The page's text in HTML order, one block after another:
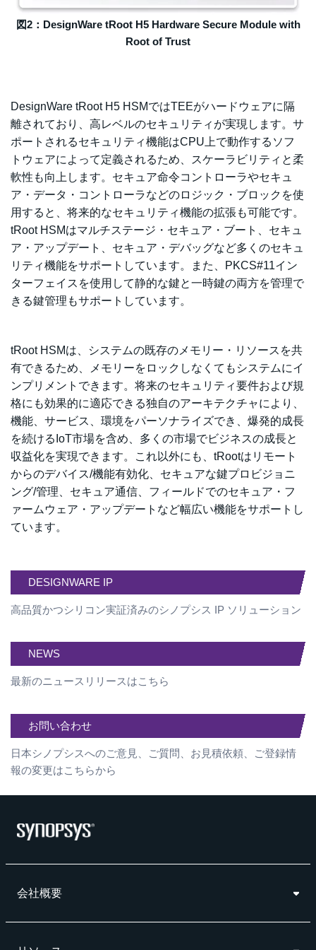
図2：DesignWare tRoot H5 Hardware Secure Module with
Root of Trust
DesignWare tRoot H5 HSMではTEEがハードウェアに隔
離されており、高レベルのセキュリティが実現します。サ
ポートされるセキュリティ機能はCPU上で動作するソフ
トウェアによって定義されるため、スケーラビリティと柔
軟性も向上します。 セキュア命令コントローラやセキュ
ア・データ・コントローラなどのロジック・ブロックを使
用すると、将来的なセキュリティ機能の拡張も可能です。
tRoot HSMはマルチステージ・セキュア・ブート、セキュ
ア・アップデート、セキュア・デバッグなど多くのセキュ
リティ機能をサポートしています。また、PKCS#11イン
ターフェイスを使用して静的な鍵と一時鍵の両方を管理で
きる鍵管理もサポートしています。
tRoot HSMは、システムの既存のメモリー・リソースを共
有できるため、メモリーをロックしなくてもシステムにイ
ンプリメントできます。将来のセキュリティ要件および規
格にも効果的に適応できる独自のアーキテクチャにより、
機能、サービス、環境をパーソナライズでき、爆発的成長
を続けるIoT市場を含め、多くの市場でビジネスの成長と
収益化を実現できます。これ以外にも、tRootはリモート
からのデバイス/機能有効化、セキュアな鍵プロビジョニ
ング/管理、セキュア通信、フィールドでのセキュア・フ
ァームウェア・アップデートなど幅広い機能をサポートし
ています。
DESIGNWARE IP
高品質かつシリコン実証済みのシノプシス IP ソリューション
NEWS
最新のニュースリリースはこちら
お問い合わせ
日本シノプシスへのご意見、ご質問、お見積依頼、ご登録情
報の変更はこちらから
会社概要